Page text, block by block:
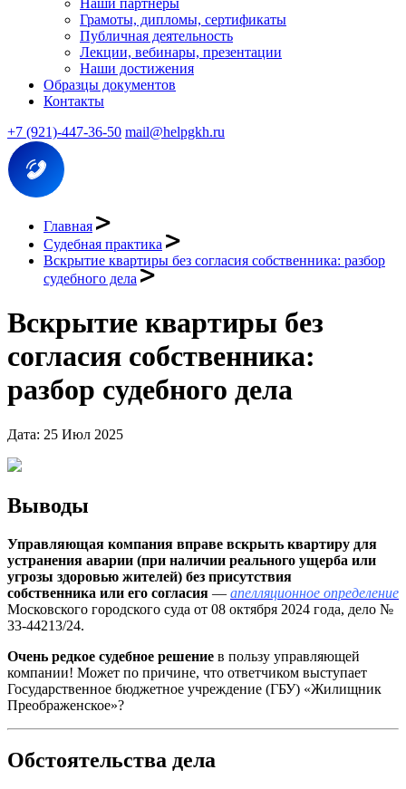
Наши партнеры
Грамоты, дипломы, сертификаты
Публичная деятельность
Лекции, вебинары, презентации
Наши достижения
Образцы документов
Контакты
+7 (921)-447-36-50 mail@helpgkh.ru
Главная
Судебная практика
Вскрытие квартиры без согласия собственника: разбор
судебного дела
Вскрытие квартиры без
согласия собственника:
разбор судебного дела
Дата: 25 Июл 2025
Выводы
Управляющая компания вправе вскрыть квартиру для
устранения аварии (при наличии реального ущерба или
угрозы здоровью жителей) без присутствия
собственника или его согласия — апелляционное определение
Московского городского суда от 08 октября 2024 года, дело №
33-44213/24.
Очень редкое судебное решение в пользу управляющей
компании! Может по причине, что ответчиком выступает
Государственное бюджетное учреждение (ГБУ) «Жилищник
Преображенское»?
Обстоятельства дела